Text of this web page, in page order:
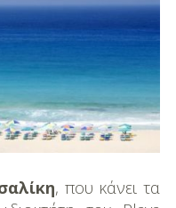
, που κάνει τα